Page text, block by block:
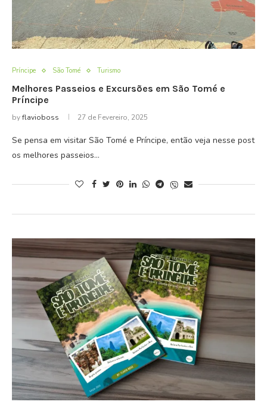
Príncipe São Tomé Turismo
Melhores Passeios e Excursões em São Tomé e
Príncipe
byflavioboss 27 de Fevereiro, 2025
Se pensa em visitar São Tomé e Príncipe, então veja nesse post
os melhores passeios…